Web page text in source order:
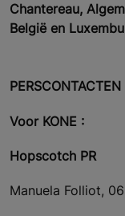
Chantereau,
België en
PERSCONTACTEN
Voor KONE :
Hopscotch PR
Manuela Folliot,